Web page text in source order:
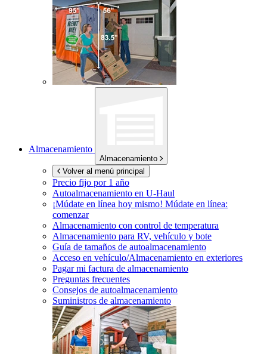
Almacenamiento
Almacenamiento
Volver al menú principal
Precio fijo por 1 año
Autoalmacenamiento en U-Haul
¡Múdate en línea hoy mismo! Múdate en línea:
comenzar
Almacenamiento con control de temperatura
Almacenamiento para RV, vehículo y bote
Guía de tamaños de autoalmacenamiento
Acceso en vehículo/Almacenamiento en exteriores
Pagar mi factura de almacenamiento
Preguntas frecuentes
Consejos de autoalmacenamiento
Suministros de almacenamiento